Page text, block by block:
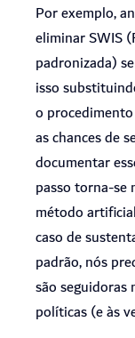
Por exemplo,
eliminar SWIS
padronizada)
isso
o
as chances de
documentar
passo torna-se
método
caso de
padrão, nós
são seguidoras
políticas (e às